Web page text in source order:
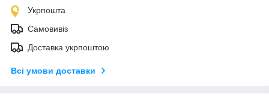
Укрпошта
Самовивіз
Доставка укрпоштою
Всі умови доставки